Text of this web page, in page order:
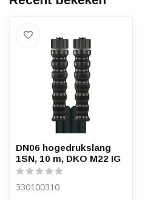
DN06 hogedrukslang
1SN, 10 m, DKO M22 IG
330100310